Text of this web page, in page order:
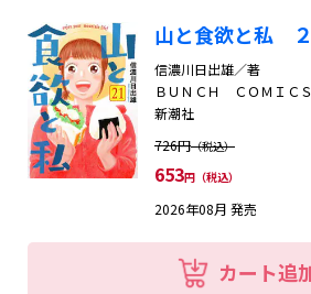
山と食欲と私
信濃川日出雄／著
ＢＵＮＣＨ ＣＯＭＩＣＳ
新潮社
726円（税込）
653円（税込）
2026年08月 発売
カート追